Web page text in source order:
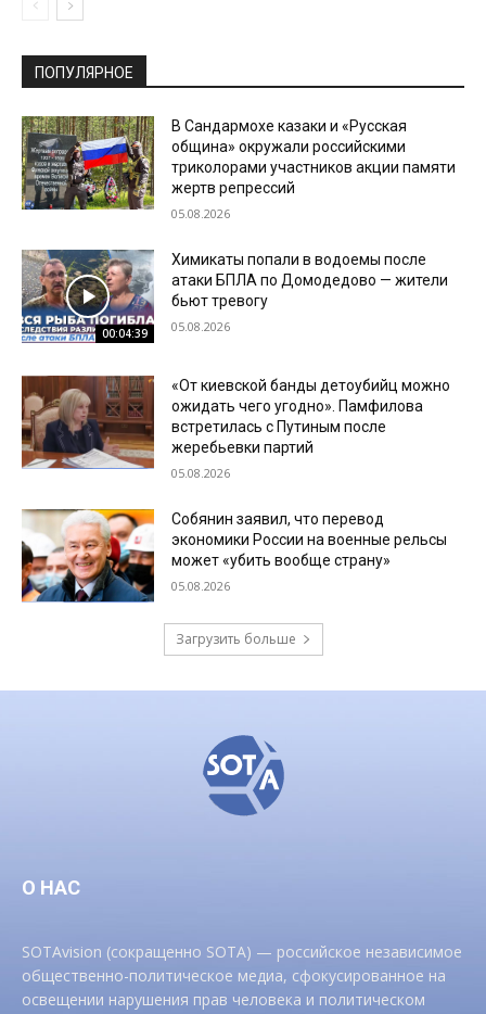
ПОПУЛЯРНОЕ
В Сандармохе казаки и «Русская
община» окружали российскими
триколорами участников акции памяти
жертв репрессий
05.08.2026
00:04:39
Химикаты попали в водоемы после
атаки БПЛА по Домодедово — жители
бьют тревогу
05.08.2026
«От киевской банды детоубийц можно
ожидать чего угодно». Памфилова
встретилась с Путиным после
жеребьевки партий
05.08.2026
Собянин заявил, что перевод
экономики России на военные рельсы
может «убить вообще страну»
05.08.2026
Загрузить больше
О НАС
SOTAvision (сокращенно SOTA) — российское независимое
общественно-политическое медиа, сфокусированное на
освещении нарушения прав человека и политическом